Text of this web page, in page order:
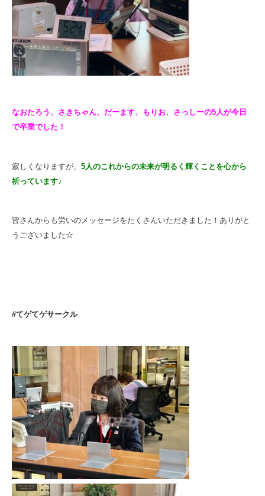
なおたろう、さきちゃん、だーます、もりお、さっしーの5人が今日
で卒業でした！
寂しくなりますが、 5人のこれからの未来が明るく輝くことを心から
祈っています♪
皆さんからも労いのメッセージをたくさんいただきました！ありがと
うございました☆
#てゲてゲサークル